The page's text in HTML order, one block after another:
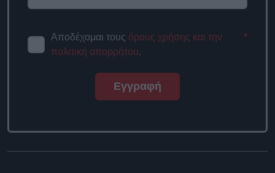
Αποδέχομαι τους όρους χρήσης και την
πολιτική απορρήτου.
*
Εγγραφή